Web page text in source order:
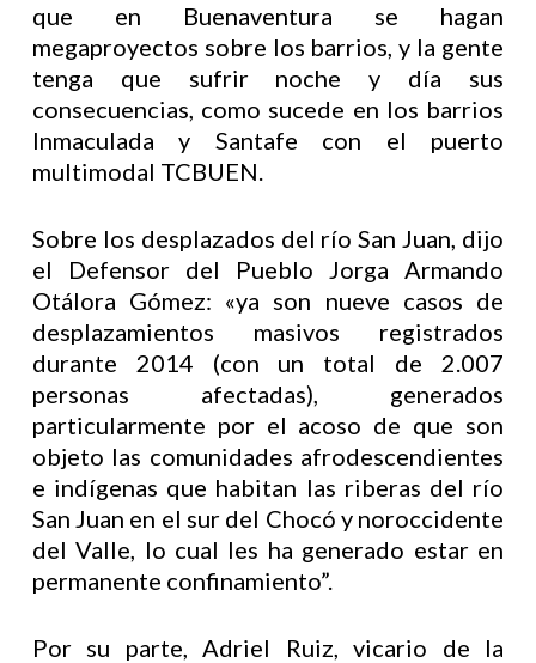
que en Buenaventura se hagan
megaproyectos sobre los barrios, y la gente
tenga que sufrir noche y día sus
consecuencias, como sucede en los barrios
Inmaculada y Santafe con el puerto
multimodal TCBUEN.
Sobre los desplazados del río San Juan, dijo
el Defensor del Pueblo Jorga Armando
Otálora Gómez: «ya son nueve casos de
desplazamientos masivos registrados
durante 2014 (con un total de 2.007
personas afectadas), generados
particularmente por el acoso de que son
objeto las comunidades afrodescendientes
e indígenas que habitan las riberas del río
San Juan en el sur del Chocó y noroccidente
del Valle, lo cual les ha generado estar en
permanente confinamiento”.
Por su parte, Adriel Ruiz, vicario de la